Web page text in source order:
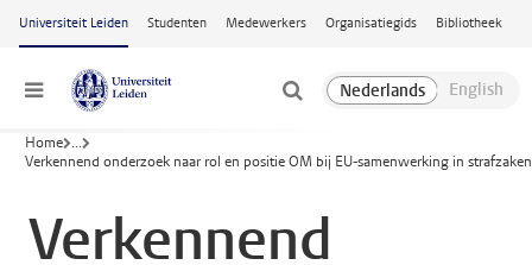
Ga naar hoofdinhoud
Universiteit Leiden Studenten Medewerkers Organisatiegids Bibliotheek
Menu
Home ...
Verkennend onderzoek naar rol en positie OM bij EU-samenwerking in strafzaken
Verkennend